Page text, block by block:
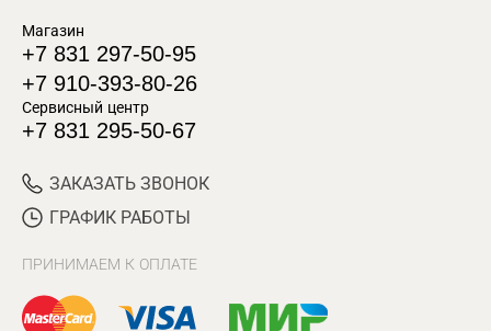
Магазин
+7 831 297-50-95
+7 910-393-80-26
Сервисный центр
+7 831 295-50-67
ЗАКАЗАТЬ ЗВОНОК
ГРАФИК РАБОТЫ
ПРИНИМАЕМ К ОПЛАТЕ